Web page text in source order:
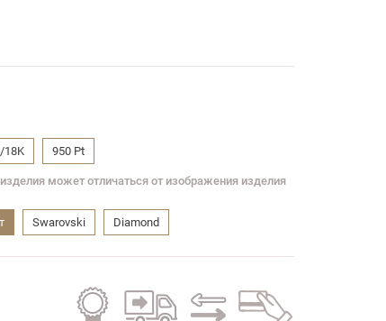
18K 950 Pt
может отличаться от изображения изделия
Swarovski Diamond
Гарантія
на всі
Безкоштовна
доставка
Обмін
старого
Кредит
на всі